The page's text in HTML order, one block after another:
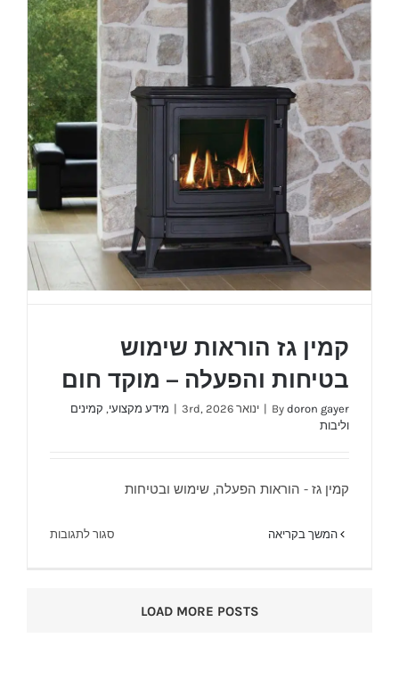
עץ
בנוי
–
מידע
מקצועי
מוקד
חום.
קמין גז הוראות שימוש בטיחות והפעלה – מוקד
קמין גז הוראות שימוש
בטיחות והפעלה – מוקד חום
By doron gayer
| ינואר 3rd, 2026 | מידע מקצועי, קמינים
וליבות
קמין גז - הוראות הפעלה, שימוש ובטיחות
המשך בקריאה סגור לתגובותעל
LOAD MORE POSTS